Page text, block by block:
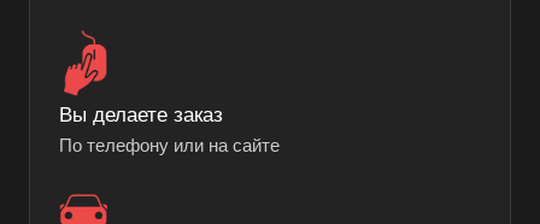
Вы делаете заказ
По телефону или на сайте